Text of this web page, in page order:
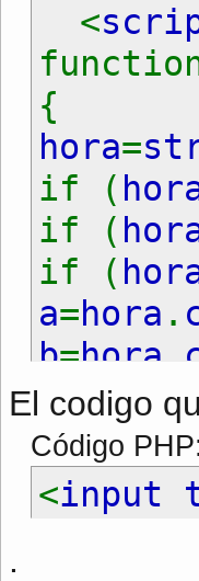
<
{
hora=
if (
if (
if (
a=hora .
b=hora
c=hora .
d=hora.
e=hora.
hora
El codigo
Código PHP:
<input
.